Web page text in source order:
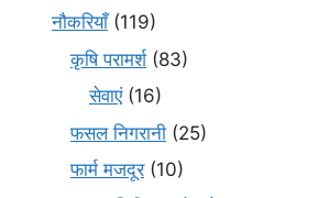
नौकरियाँ(119)
कृषि परामर्श(83)
सेवाएं(16)
फसल निगरानी (25)
फार्म मजदूर(10)